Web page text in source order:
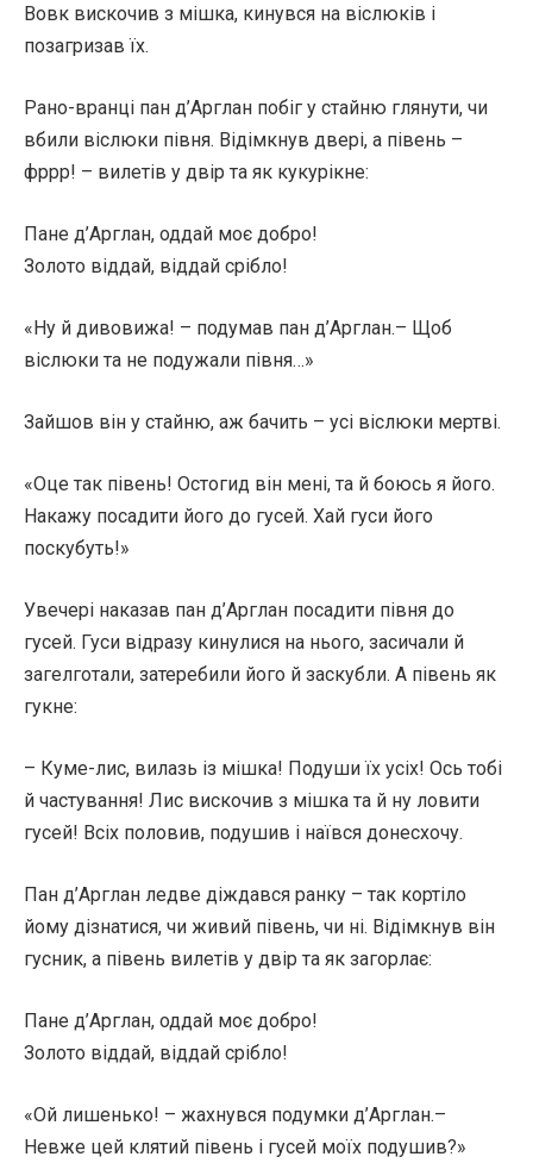
Вовк вискочив з мішка, кинувся на віслюків і
позагризав їх.
Рано-вранці пан д’Арглан побіг у стайню глянути, чи
вбили віслюки півня. Відімкнув двері, а півень –
фррр! – вилетів у двір та як кукурікне:
Пане д’Арглан, оддай моє добро!
Золото віддай, віддай срібло!
«Ну й дивовижа! – подумав пан д’Арглан.– Щоб
віслюки та не подужали півня…»
Зайшов він у стайню, аж бачить – усі віслюки мертві.
«Оце так півень! Остогид він мені, та й боюсь я його.
Накажу посадити його до гусей. Хай гуси його
поскубуть!»
Увечері наказав пан д’Арглан посадити півня до
гусей. Гуси відразу кинулися на нього, засичали й
загелготали, затеребили його й заскубли. А півень як
гукне:
– Куме-лис, вилазь із мішка! Подуши їх усіх! Ось тобі
й частування! Лис вискочив з мішка та й ну ловити
гусей! Всіх половив, подушив і наївся донесхочу.
Пан д’Арглан ледве діждався ранку – так кортіло
йому дізнатися, чи живий півень, чи ні. Відімкнув він
гусник, а півень вилетів у двір та як загорлає:
Пане д’Арглан, оддай моє добро!
Золото віддай, віддай срібло!
«Ой лишенько! – жахнувся подумки д’Арглан.–
Невже цей клятий півень і гусей моїх подушив?»